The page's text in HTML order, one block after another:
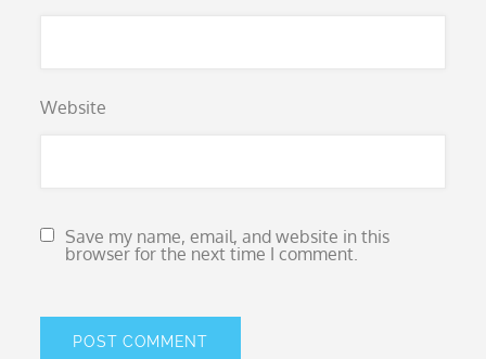
Website
Save my name, email, and website in this
browser for the next time I comment.